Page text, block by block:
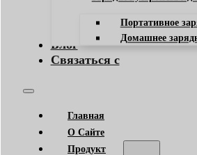
Портативное
Домашнее
Блог
Связаться с
Главная
О Сайте
Продукт